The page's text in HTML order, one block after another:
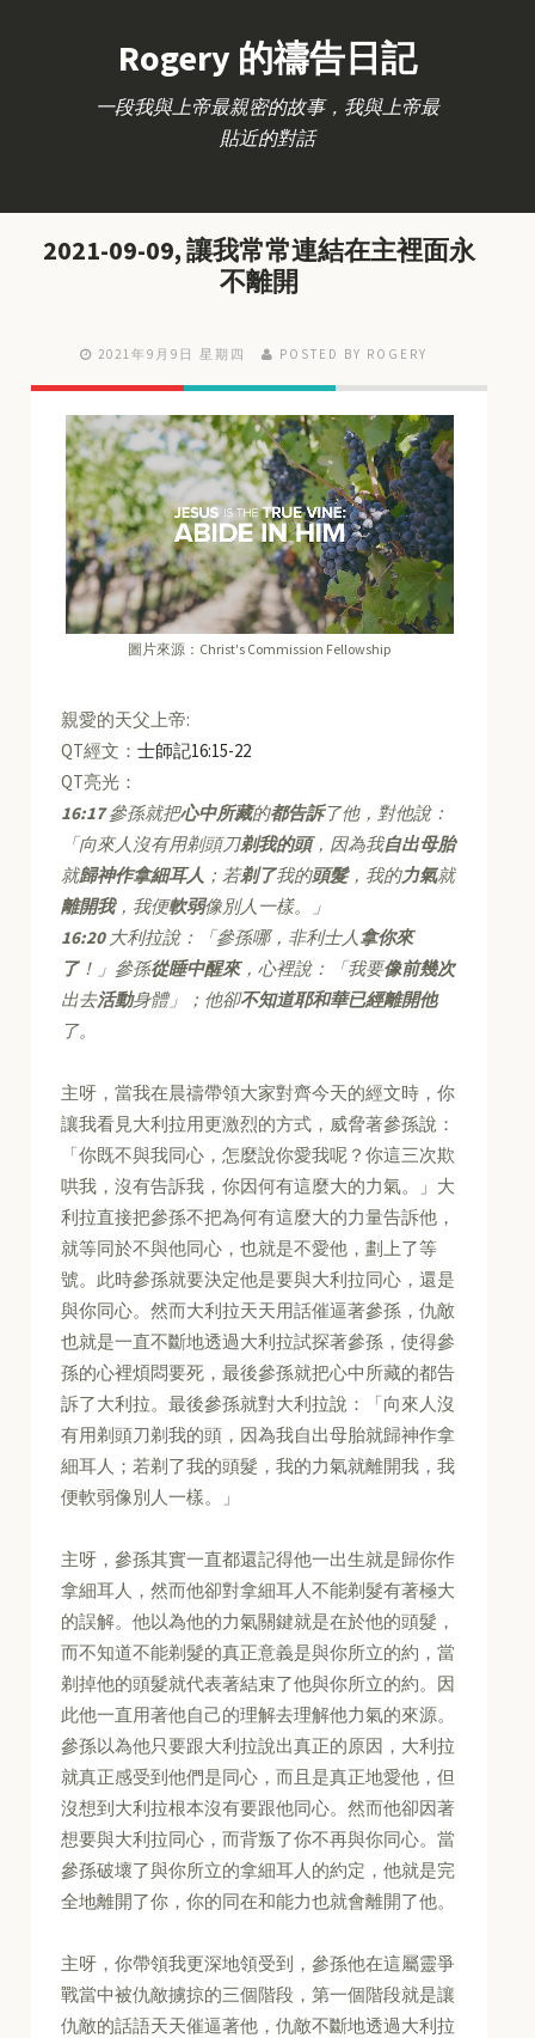
Rogery 的禱告日記
一段我與上帝最親密的故事，我與上帝最
貼近的對話
2021-09-09, 讓我常常連結在主裡面永
不離開
2021年9月9日 星期四 POSTED BY ROGERY
圖片來源：Christ's Commission Fellowship
親愛的天父上帝:
QT經文：士師記16:15-22
QT亮光：
16:17參孫就把心中所藏的都告訴了他，對他說：
「向來人沒有用剃頭刀剃我的頭，因為我自出母胎
就歸神作拿細耳人 ；若剃了我的頭髮，我的力氣就
離開我，我便軟弱像別人一樣。」
16:20大利拉說：「參孫哪，非利士人拿你來
了！」參孫從睡中醒來，心裡說：「我要像前幾次
出去活動身體」；他卻不知道耶和華已經離開他
了。
主呀，當我在晨禱帶領大家對齊今天的經文時，你
讓我看見大利拉用更激烈的方式，威脅著參孫說：
「你既不與我同心，怎麼說你愛我呢？你這三次欺
哄我，沒有告訴我，你因何有這麼大的力氣。」大
利拉直接把參孫不把為何有這麼大的力量告訴他，
就等同於不與他同心，也就是不愛他，劃上了等
號。此時參孫就要決定他是要與大利拉同心，還是
與你同心。然而大利拉天天用話催逼著參孫，仇敵
也就是一直不斷地透過大利拉試探著參孫，使得參
孫的心裡煩悶要死，最後參孫就把心中所藏的都告
訴了大利拉。最後參孫就對大利拉說：「向來人沒
有用剃頭刀剃我的頭，因為我自出母胎就歸神作拿
細耳人；若剃了我的頭髮，我的力氣就離開我，我
便軟弱像別人一樣。」
主呀，參孫其實一直都還記得他一出生就是歸你作
拿細耳人，然而他卻對拿細耳人不能剃髮有著極大
的誤解。他以為他的力氣關鍵就是在於他的頭髮，
而不知道不能剃髮的真正意義是與你所立的約，當
剃掉他的頭髮就代表著結束了他與你所立的約。因
此他一直用著他自己的理解去理解他力氣的來源。
參孫以為他只要跟大利拉說出真正的原因，大利拉
就真正感受到他們是同心，而且是真正地愛他，但
沒想到大利拉根本沒有要跟他同心。然而他卻因著
想要與大利拉同心，而背叛了你不再與你同心。當
參孫破壞了與你所立的拿細耳人的約定，他就是完
全地離開了你，你的同在和能力也就會離開了他。
主呀，你帶領我更深地領受到，參孫他在這屬靈爭
戰當中被仇敵擄掠的三個階段，第一個階段就是讓
仇敵的話語天天催逼著他，仇敵不斷地透過大利拉